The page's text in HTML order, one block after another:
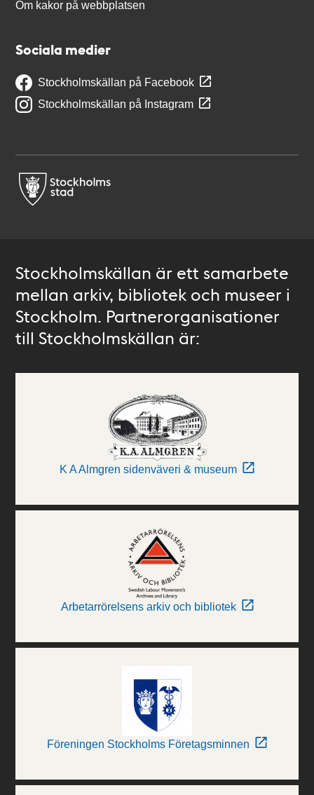
Om kakor på webbplatsen
Sociala medier
Stockholmskällan på Facebook
Stockholmskällan på Instagram
Stockholmskällan är ett samarbete
mellan arkiv, bibliotek och museer i
Stockholm. Partnerorganisationer
till Stockholmskällan är:
K A Almgren sidenväveri & museum
Arbetarrörelsens arkiv och bibliotek
Föreningen Stockholms Företagsminnen